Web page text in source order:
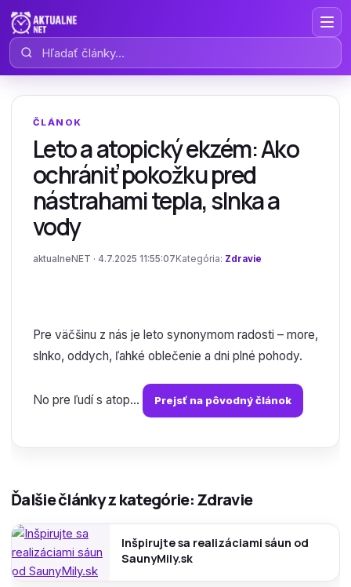
Hľadať články
ČLÁNOK
Leto a atopický ekzém: Ako
ochrániť pokožku pred
nástrahami tepla, slnka a
vody
aktualneNET · 4.7.2025 11:55:07 Kategória: Zdravie
Pre väčšinu z nás je leto synonymom radosti – more,
slnko, oddych, ľahké oblečenie a dni plné pohody.
No pre ľudí s atop... Prejsť na pôvodný článok
Ďalšie články z kategórie: Zdravie
Inšpirujte sa realizáciami sáun od
SaunyMily.sk